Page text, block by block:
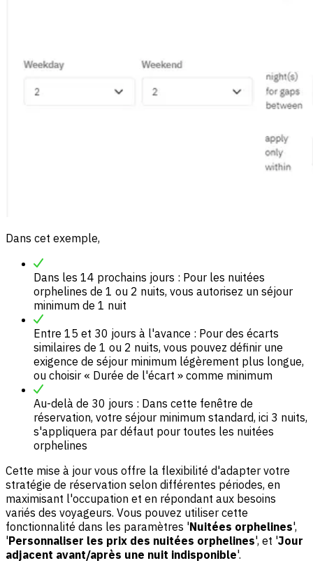
Dans cet exemple,
Dans les 14 prochains jours : Pour les nuitées
orphelines de 1 ou 2 nuits, vous autorisez un séjour
minimum de 1 nuit
Entre 15 et 30 jours à l'avance : Pour des écarts
similaires de 1 ou 2 nuits, vous pouvez définir une
exigence de séjour minimum légèrement plus longue,
ou choisir « Durée de l'écart » comme minimum
Au-delà de 30 jours : Dans cette fenêtre de
réservation, votre séjour minimum standard, ici 3 nuits,
s'appliquera par défaut pour toutes les nuitées
orphelines
Cette mise à jour vous offre la flexibilité d'adapter votre
stratégie de réservation selon différentes périodes, en
maximisant l'occupation et en répondant aux besoins
variés des voyageurs. Vous pouvez utiliser cette
fonctionnalité dans les paramètres 'Nuitées orphelines',
'Personnaliser les prix des nuitées orphelines', et 'Jour
adjacent avant/après une nuit indisponible'.